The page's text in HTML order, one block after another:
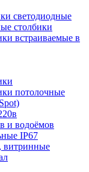
светодиодные
столбики
встраиваемые в
потолочные
и водоёмов
IP67
витринные